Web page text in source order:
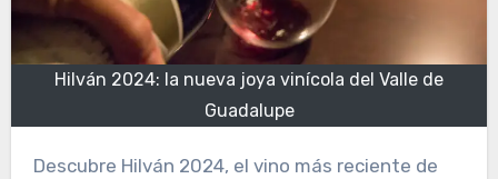
Hilván 2024: la nueva joya vinícola del Valle de
Guadalupe
Descubre Hilván 2024, el vino más reciente de